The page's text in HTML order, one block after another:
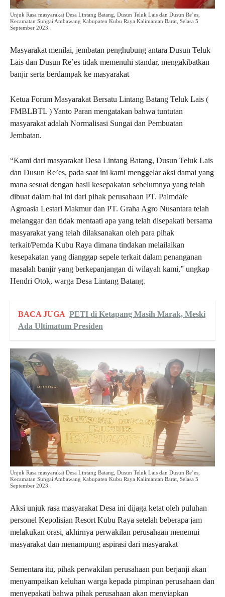
Unjuk Rasa masyarakat Desa Lintang Batang, Dusun Teluk Lais dan Dusun Re’es,
Kecamatan Sungai Ambawang Kabupaten Kubu Raya Kalimantan Barat, Selasa 5
September 2023.
Masyarakat menilai, jembatan penghubung antara Dusun Teluk
Lais dan Dusun Re’es tidak memenuhi standar, mengakibatkan
banjir serta berdampak ke masyarakat
Ketua Forum Masyarakat Bersatu Lintang Batang Teluk Lais (
FMBLBTL ) Yanto Paran mengatakan bahwa tuntutan
masyarakat adalah Normalisasi Sungai dan Pembuatan
Jembatan.
“Kami dari masyarakat Desa Lintang Batang, Dusun Teluk Lais
dan Dusun Re’es, pada saat ini kami menggelar aksi damai yang
mana sesuai dengan hasil kesepakatan sebelumnya yang telah
dibuat dalam hal ini dari pihak perusahaan PT. Palmdale
Agroasia Lestari Makmur dan PT. Graha Agro Nusantara telah
melanggar dan tidak mentaati apa yang telah disepakati bersama
masyarakat yang telah dilaksanakan oleh para pihak
terkait/Pemda Kubu Raya dimana tindakan melailaikan
kesepakatan yang dianggap sepele terkait dalam penanganan
masalah banjir yang berkepanjangan di wilayah kami,” ungkap
Hendri Otok, warga Desa Lintang Batang.
BACA JUGA PETI di Ketapang Masih Marak, Meski
Ada Ultimatum Presiden
Unjuk Rasa masyarakat Desa Lintang Batang, Dusun Teluk Lais dan Dusun Re’es,
Kecamatan Sungai Ambawang Kabupaten Kubu Raya Kalimantan Barat, Selasa 5
September 2023.
Aksi unjuk rasa masyarakat Desa ini dijaga ketat oleh puluhan
personel Kepolisian Resort Kubu Raya setelah beberapa jam
melakukan orasi, akhirnya perwakilan perusahaan menemui
masyarakat dan menampung aspirasi dari masyarakat
Sementara itu, pihak perwakilan perusahaan pun berjanji akan
menyampaikan keluhan warga kepada pimpinan perusahaan dan
menyepakati bahwa pihak perusahaan akan menyiapkan